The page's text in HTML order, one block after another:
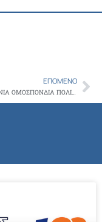
ΕΠΌΜΕΝΟ
ΠΑΝΕΛΛΗΝΙΑ ΟΜΟΣΠΟΝΔΙΑ ΠΟΛΙΤΙΚΩΝ ΣΥΝΤΑΞΙΟΥΧΩΝ ΠΡΟΣ ΠΡΟΕΔΡΟ ΕΟΠΥΥ κ.Γ.ΒΟΥΔΟΥΡΗ